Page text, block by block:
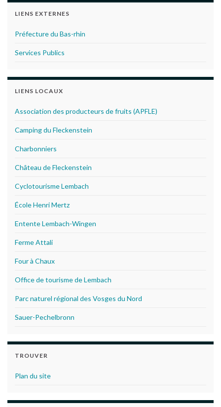
LIENS EXTERNES
Préfecture du Bas-rhin
Services Publics
LIENS LOCAUX
Association des producteurs de fruits (APFLE)
Camping du Fleckenstein
Charbonniers
Château de Fleckenstein
Cyclotourisme Lembach
École Henri Mertz
Entente Lembach-Wingen
Ferme Attali
Four à Chaux
Office de tourisme de Lembach
Parc naturel régional des Vosges du Nord
Sauer-Pechelbronn
TROUVER
Plan du site